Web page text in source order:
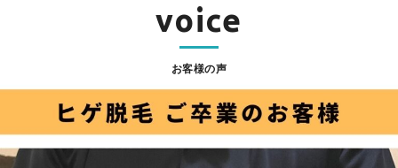
voice
お客様の声